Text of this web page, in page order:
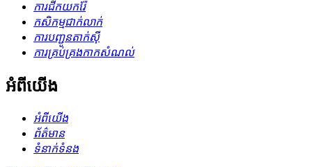
ការជីកយករ៉ែ
កសិកម្ម​ជាក់លាក់
ការបញ្ជូនតាក់ស៊ី
ការគ្រប់គ្រងកាកសំណល់
អំពីយើង
អំពីយើង
ព័ត៌មាន
ទំនាក់ទំនង